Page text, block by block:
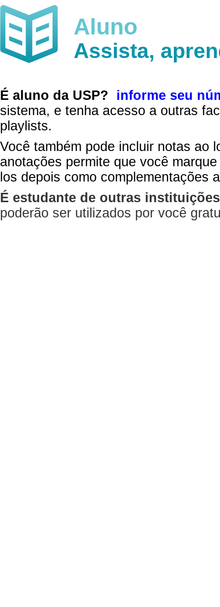
Aluno
Assista,
É aluno da USP?
informe seu
sistema, e tenha acesso a outras
playlists.
Você também pode incluir notas ao
anotações permite que você
los depois como complementações
É estudante de outras
poderão ser utilizados por você